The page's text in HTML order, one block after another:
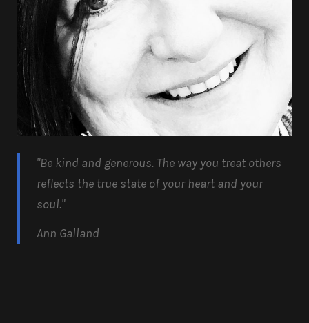
"Be kind and generous. The way you treat others
reflects the true state of your heart and your
soul."
Ann Galland